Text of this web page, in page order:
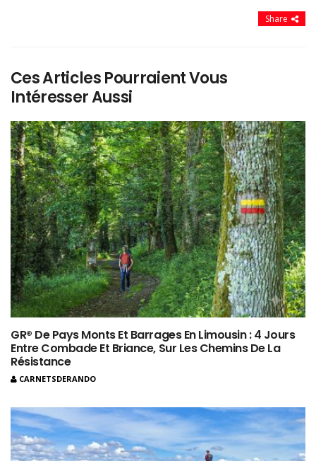
Share
Ces Articles Pourraient Vous
Intéresser Aussi
GR® De Pays Monts Et Barrages En Limousin : 4 Jours
Entre Combade Et Briance, Sur Les Chemins De La
Résistance
CARNETSDERANDO